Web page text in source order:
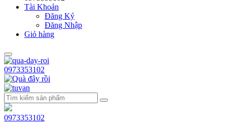
Tài Khoản
Đăng Ký
Đăng Nhập
Giỏ hàng
0973353102
0973353102